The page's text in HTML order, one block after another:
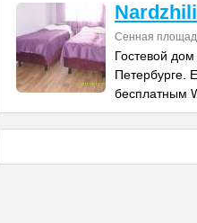
Сенная
Гостевой
Петербурге.
бесплатным